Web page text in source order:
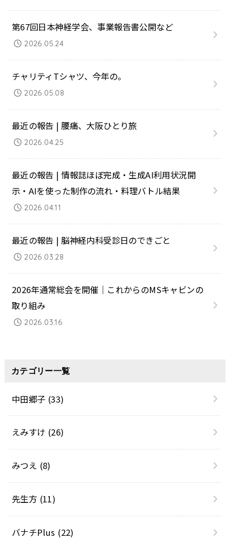
第67回日本神経学会、事業報告書公開など
2026.05.24
チャリティTシャツ、今年の。
2026.05.08
最近の報告 | 腰痛、大阪ひとり旅
2026.04.25
最近の報告 | 情報誌ほぼ完成・生成AI利用状況開
示・AIを使った制作の流れ・料理バトル結果
2026.04.11
最近の報告 | 脳神経内科受診日のできごと
2026.03.28
2026年通常総会を開催｜これからのMSキャビンの
取り組み
2026.03.16
カテゴリー一覧
中田郷子 (33)
えみすけ (26)
みつえ (8)
先生方 (11)
バナチPlus (22)